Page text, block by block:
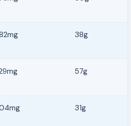
38g
57g
31g